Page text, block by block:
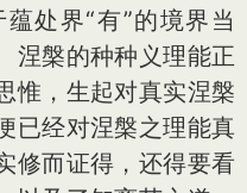
处界“有”的境界当
涅槃的种种义理能正
惟，生起对真实涅槃
已经对涅槃之理能真
修而证得，还得要看